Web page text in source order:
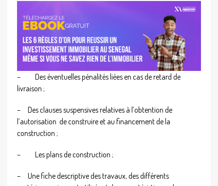
–
Des éventuelles pénalités liées en cas de retard de
livraison ;
–
Des clauses suspensives relatives à l’obtention de
l’autorisation de construire et au financement de la
construction ;
– Les plans de construction ;
–
Une fiche descriptive des travaux, des différents